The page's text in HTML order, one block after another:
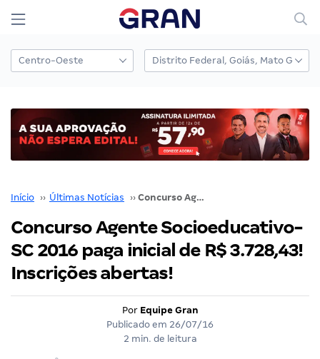
Início ›› Últimas Notícias ›› Concurso Agente Socioeducativo-SC 2016 paga inicial de R$ 3.728,43! Inscrições abertas!
Concurso Agente Socioeducativo-
SC 2016 paga inicial de R$ 3.728,43!
Inscrições abertas!
Por Equipe Gran
Publicado em 26/07/16
2 min. de leitura